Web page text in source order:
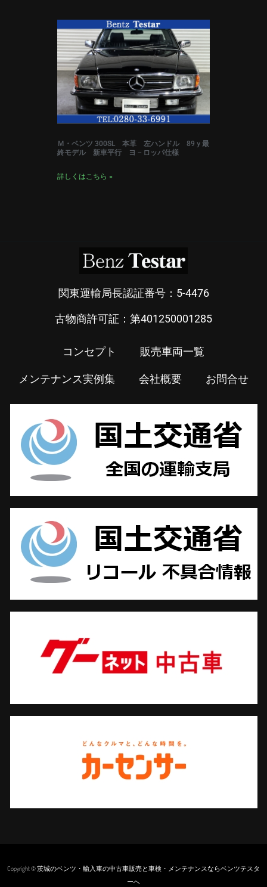
Ｍ・ベンツ 300SL 本革 左ハンドル 89ｙ最
終モデル 新車平行 ヨ－ロッパ仕様
詳しくはこちら »
関東運輸局長認証番号：5-4476
古物商許可証：第401250001285
コンセプト 販売車両一覧
メンテナンス実例集 会社概要 お問合せ
Copyright © 茨城のベンツ・輸入車の中古車販売と車検・メンテナンスならベンツテスタ
ーへ